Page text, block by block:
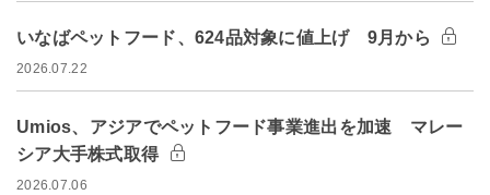
いなばペットフード、624品対象に値上げ 9月から
2026.07.22
Umios、アジアでペットフード事業進出を加速 マレー
シア大手株式取得
2026.07.06